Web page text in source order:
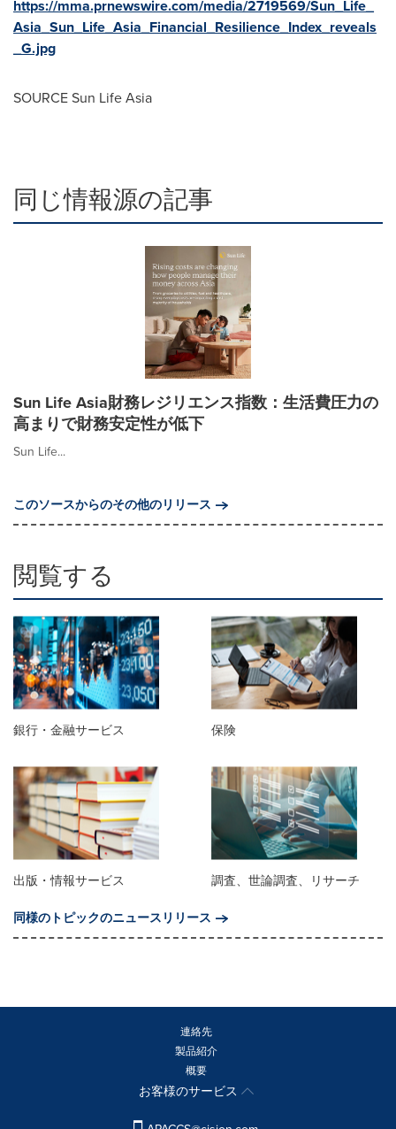
https://mma.prnewswire.com/media/2719569/Sun_Life_
Asia_Sun_Life_Asia_Financial_Resilience_Index_reveals
_G.jpg
SOURCE Sun Life Asia
同じ情報源の記事
Sun Life Asia財務レジリエンス指数：生活費圧力の
高まりで財務安定性が低下
Sun Life...
このソースからのその他のリリース
閲覧する
銀行・金融サービス 保険
出版・情報サービス
調査、世論調査、リサーチ
同様のトピックのニュースリリース
連絡先
製品紹介
概要
お客様のサービス